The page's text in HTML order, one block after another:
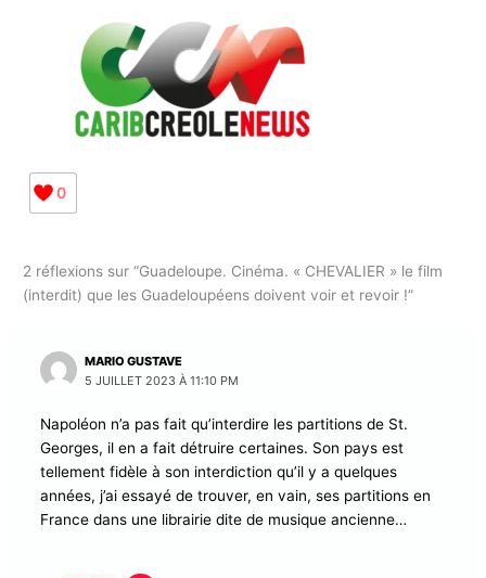
mère de Joseph Bologne.
0
2 réflexions sur “Guadeloupe. Cinéma. « CHEVALIER » le film
(interdit) que les Guadeloupéens doivent voir et revoir !”
MARIO GUSTAVE
5 JUILLET 2023 À 11:10 PM
Napoléon n’a pas fait qu’interdire les partitions de St.
Georges, il en a fait détruire certaines. Son pays est
E-mail*
J'acceptel'accord de confidentialité